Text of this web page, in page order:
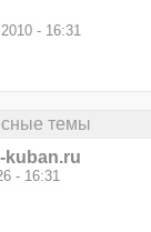
- 16:31
темы
kuban.ru
- 16:31